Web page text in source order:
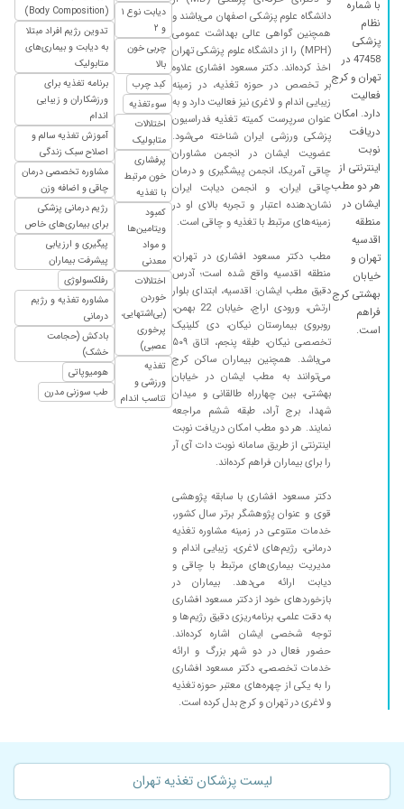
دکتر که یکم چاق بشم دو کیلو چاق شدم تو این دو
هفته فعلا تحت نظر دکتر هستم ولی به شدت با
حوصله هستن و دقیق گوش میدن که چی میخوای
برای لاغر شدن مراجعه کردم و تونستم فعلا توی
۲هفته ۲کیلو کم کنم
۱۴۰۳/۰۸/۰۳
کارشون خوبه ۱۴۰۱/۰۵/۳۱
مشکلم وزنم بود لاغر شدم ولی باز مجدد چاق شدم ۱۴۰۰/۰۶/۱۶
یک ساعت منتظر بودم. توضیحات کمی بابت رژیم
داده شد.
۱۴۰۲/۰۸/۲۲
اضافه وزن 7 کیلو طی سه ماه کم کردم ۱۴۰۰/۱۱/۰۳
افزایش وزن ۱۴۰۳/۰۹/۰۴
خیلی خوبن و نتیجه ی خوبی گرفتیم ۱۴۰۲/۰۲/۰۲
درود . اخلاق دکتر و پرسنل و کادر خیلی عالی بود
محیط تمییز و خوب . فقط اینکه برنامه دیز ارسال
شد و اینکه من دیابتی بودم برنامه غذایی مطابقت
نداشت با شرایط من دیگه به دلیل اینکه باردار بودم
و ماه آخر از پیگیری دوباره منصرف شدم ....
۱۴۰۵/۰۳/۱۲
دیابت بهتر شدم
مشکل چاقی
بسیار عالی و پاسخگو
خوب بودن
برای رژیم لاغری تحت درمان هستم
اضافه وزن داشتم و رژیم رو رعایت کردم جواب داد
برای دیابت بارداری پیش ایشون رفتم که با برنامه
غذایی رفع شد دکتد بسیاررررر دلسوز و مهربان
خوب است
دکتر خوبی
بسیار عالی.. با حوصله و حرفه ای
دوستم با رژیم دکتر به نتیجه رسیده و واقعا عالی کار
اضافه وزن داشتم،با مراجعه به ایشون به وزن
دلخواهم رسیدم
با شماره
نظام
پزشکی
47458 در
تهران و کرج
فعالیت
دارد. امکان
دریافت
نوبت
اینترنتی از
هر دو مطب
ایشان در
منطقه
اقدسیه
تهران و
خیابان
بهشتی کرج
فراهم
است.
دانشگاه علوم پزشکی اصفهان می‌باشند و
همچنین گواهی عالی بهداشت عمومی
(MPH) را از دانشگاه علوم پزشکی تهران
اخذ کرده‌اند. دکتر مسعود افشاری علاوه
بر تخصص در حوزه تغذیه، در زمینه
زیبایی اندام و لاغری نیز فعالیت دارد و به
عنوان سرپرست کمیته تغذیه فدراسیون
پزشکی ورزشی ایران شناخته می‌شود.
عضویت ایشان در انجمن مشاوران
چاقی آمریکا، انجمن پیشگیری و درمان
چاقی ایران، و انجمن دیابت ایران
نشان‌دهنده اعتبار و تجربه بالای او در
زمینه‌های مرتبط با تغذیه و چاقی است.
مطب دکتر مسعود افشاری در تهران،
منطقه اقدسیه واقع شده است؛ آدرس
دقیق مطب ایشان: اقدسیه، ابتدای بلوار
ارتش، ورودی اراج، خیابان 22 بهمن،
روبروی بیمارستان نیکان، دی کلینیک
تخصصی نیکان، طبقه پنجم، اتاق ۵۰۹
می‌باشد. همچنین بیماران ساکن کرج
می‌توانند به مطب ایشان در خیابان
بهشتی، بین چهارراه طالقانی و میدان
شهدا، برج آراد، طبقه ششم مراجعه
نمایند. هر دو مطب امکان دریافت نوبت
اینترنتی از طریق سامانه نوبت دات آی آر
را برای بیماران فراهم کرده‌اند.
دکتر مسعود افشاری با سابقه پژوهشی
قوی و عنوان پژوهشگر برتر سال کشور،
خدمات متنوعی در زمینه مشاوره تغذیه
درمانی، رژیم‌های لاغری، زیبایی اندام و
مدیریت بیماری‌های مرتبط با چاقی و
دیابت ارائه می‌دهد. بیماران در
بازخوردهای خود از دکتر مسعود افشاری
به دقت علمی، برنامه‌ریزی دقیق رژیم‌ها و
توجه شخصی ایشان اشاره کرده‌اند.
حضور فعال در دو شهر بزرگ و ارائه
خدمات تخصصی، دکتر مسعود افشاری
را به یکی از چهره‌های معتبر حوزه تغذیه
و لاغری در تهران و کرج بدل کرده است.
دیابت نوع ۱
و ۲
چربی خون
بالا
کبد چرب
سوءتغذیه
اختلالات
متابولیک
پرفشاری
خون مرتبط
با تغذیه
کمبود
ویتامین‌ها
و مواد
معدنی
اختلالات
خوردن
(بی‌اشتهایی،
پرخوری
عصبی)
تغذیه
ورزشی و
تناسب اندام
(Body Composition)
تدوین رژیم افراد مبتلا
به دیابت و بیماری‌های
متابولیک
برنامه تغذیه برای
ورزشکاران و زیبایی
اندام
آموزش تغذیه سالم و
اصلاح سبک زندگی
مشاوره تخصصی درمان
چاقی و اضافه وزن
رژیم درمانی پزشکی
برای بیماری‌های خاص
پیگیری و ارزیابی
پیشرفت بیماران
رفلکسولوژی
مشاوره تغذیه و رژیم
درمانی
بادکش (حجامت
خشک)
هومیوپاتی
طب سوزنی مدرن
لیست پزشکان تغذیه تهران